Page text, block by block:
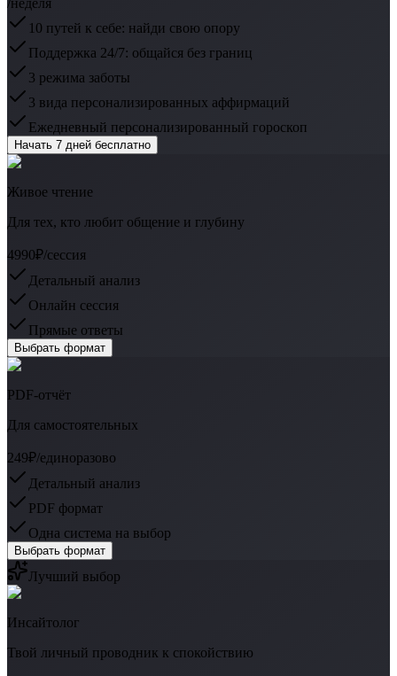
10 путей к себе: найди свою опору
Поддержка 24/7: общайся без границ
3 режима заботы
3 вида персонализированных аффирмаций
Ежедневный персонализированный гороскоп
Начать 7 дней бесплатно
Живое чтение
Для тех, кто любит общение и глубину
4990₽/сессия
Детальный анализ
Онлайн сессия
Прямые ответы
Выбрать формат
PDF-отчёт
Для самостоятельных
249₽/единоразово
Детальный анализ
PDF формат
Одна система на выбор
Выбрать формат
Лучший выбор
Инсайтолог
Твой личный проводник к спокойствию